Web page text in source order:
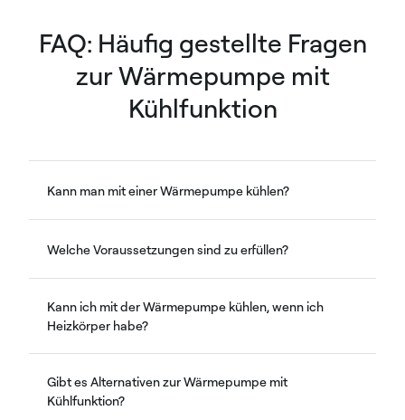
FAQ: Häufig gestellte Fragen
zur Wärmepumpe mit
Kühlfunktion
Kann man mit einer Wärmepumpe kühlen?
Welche Voraussetzungen sind zu erfüllen?
Kann ich mit der Wärmepumpe kühlen, wenn ich
Heizkörper habe?
Gibt es Alternativen zur Wärmepumpe mit
Kühlfunktion?